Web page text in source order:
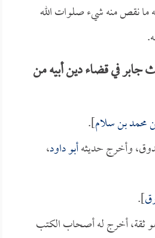
ما نقص منه شيء صلوات الله
في قضاء دين أبيه من
محمد بن سلام].
وأخرج حديثهأبو داود،
].
ثقة، أخرج له أصحاب الكتب